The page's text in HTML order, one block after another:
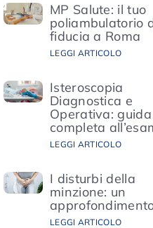
MP Salute: il tuo
poliambulatorio
fiducia a Roma
LEGGI ARTICOLO
Isteroscopia
Diagnostica e
Operativa: guida
completa
LEGGI ARTICOLO
I disturbi della
minzione: un
LEGGI ARTICOLO